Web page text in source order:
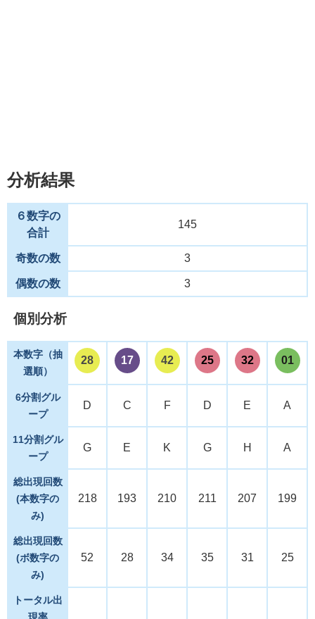
分析結果
６数字の
合計
145
奇数の数 3
偶数の数 3
個別分析
本数字（抽
選順）
28 17 42 25 32 01
6分割グル
ープ
D C F D E A
11分割グル
ープ
G E K G H A
総出現回数
(本数字の
み)
218 193 210 211 207 199
総出現回数
(ボ数字の
み)
52 28 34 35 31 25
トータル出
現率